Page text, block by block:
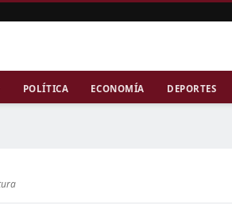
POLÍTICA ECONOMÍA DEPORTES